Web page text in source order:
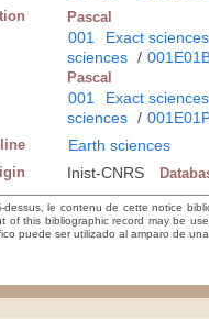
Pascal
001 Exact
sciences /
Pascal
001 Exact
sciences /
Earth sciences
Inist-CNRS
le contenu de cette notice
of this bibliographic record may be
puede ser utilizado al amparo de